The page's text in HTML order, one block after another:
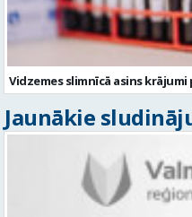
Vidzemes slimnīcā asins
Jaunākie